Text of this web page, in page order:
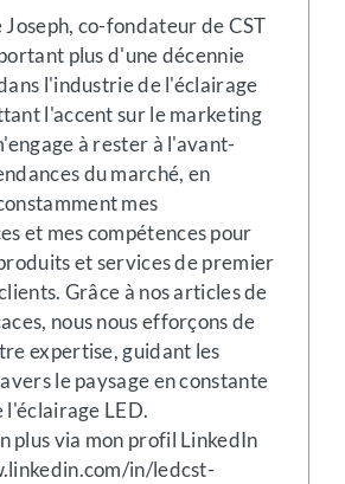
Joseph, co-fondateur de CST
plus d'une décennie
l'industrie de l'éclairage
l'accent sur le marketing
à rester à l'avant-
du marché, en
mes
et mes compétences pour
et services de premier
Grâce à nos articles de
nous nous efforçons de
expertise, guidant les
le paysage en constante
l'éclairage LED.
plus via mon profil LinkedIn
in/ledcst-